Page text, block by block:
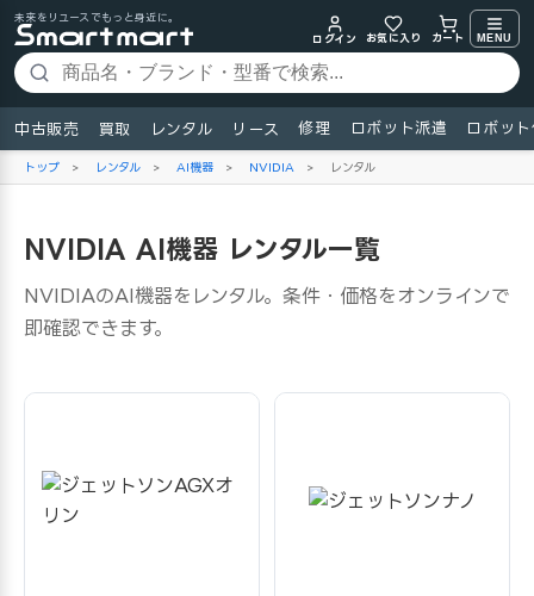
未来をリユースでもっと身近に。
ログイン
お気に入り カート MENU
中古販売 買取 レンタル リース 修理 ロボット派遣 ロボッ
トップ > レンタル > AI機器 > NVIDIA > レンタル
NVIDIA AI機器 レンタル一覧
NVIDIAのAI機器をレンタル。条件・価格をオンラインで
即確認できます。